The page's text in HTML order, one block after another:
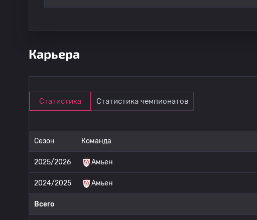
Карьера
Статистика Статистика чемпионатов
Сезон Команда
2025/2026 Амьен
2024/2025 Амьен
Всего